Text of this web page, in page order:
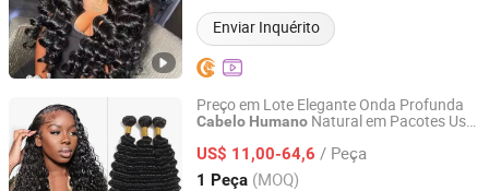
Enviar Inquérito
Preço em Lote Elegante Onda Profunda
Cabelo Humano Natural em Pacotes Uso
HumanoVirgem Brasileiro Remy
Extensão de Cabelo
US$ 11,00-64,6 / Peça
1 Peça (MOQ)
Henan Rebecca Hair Products Co.,Ltd
Henan, China Desde 2024